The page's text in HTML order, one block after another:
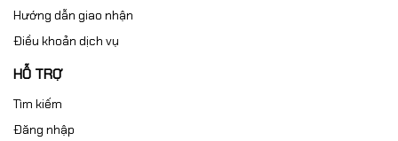
Hướng dẫn giao nhận
Điều khoản dịch vụ
HỖ TRỢ
Tìm kiếm
Đăng nhập